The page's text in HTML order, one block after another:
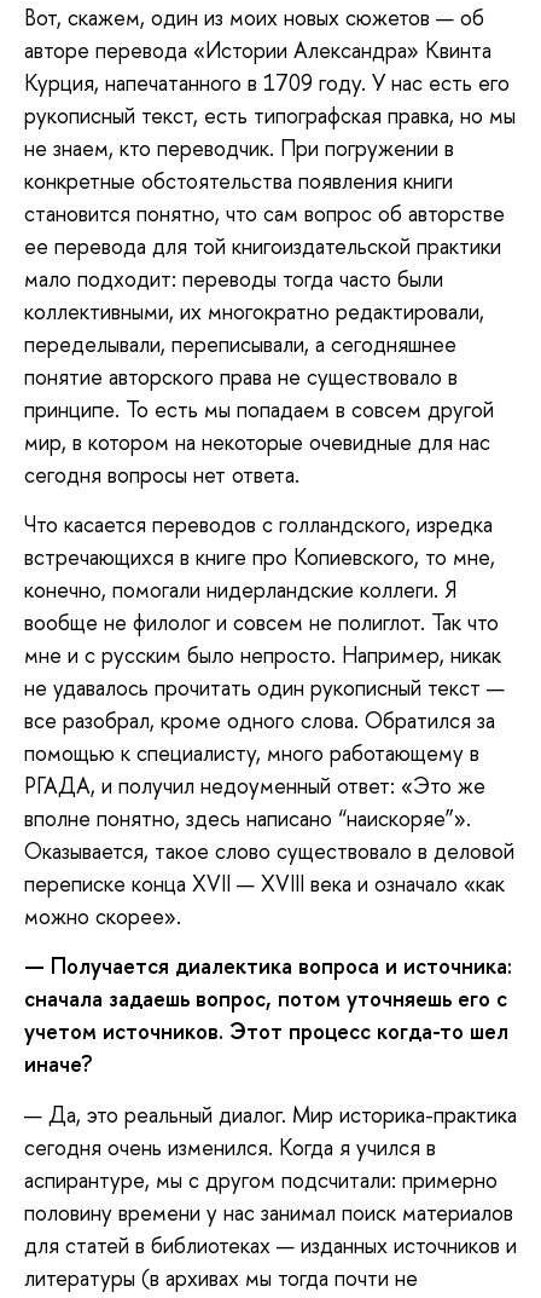
Вот, скажем, один из моих новых сюжетов — об
авторе перевода «Истории Александра» Квинта
Курция, напечатанного в 1709 году. У нас есть его
рукописный текст, есть типографская правка, но мы
не знаем, кто переводчик. При погружении в
конкретные обстоятельства появления книги
становится понятно, что сам вопрос об авторстве
ее перевода для той книгоиздательской практики
мало подходит: переводы тогда часто были
коллективными, их многократно редактировали,
переделывали, переписывали, а сегодняшнее
понятие авторского права не существовало в
принципе. То есть мы попадаем в совсем другой
мир, в котором на некоторые очевидные для нас
сегодня вопросы нет ответа.
Что касается переводов с голландского, изредка
встречающихся в книге про Копиевского, то мне,
конечно, помогали нидерландские коллеги. Я
вообще не филолог и совсем не полиглот. Так что
мне и с русским было непросто. Например, никак
не удавалось прочитать один рукописный текст —
все разобрал, кроме одного слова. Обратился за
помощью к специалисту, много работающему в
РГАДА, и получил недоуменный ответ: «Это же
вполне понятно, здесь написано “наискоряе”».
Оказывается, такое слово существовало в деловой
переписке конца XVII — XVIII века и означало «как
можно скорее».
— Получается диалектика вопроса и источника:
сначала задаешь вопрос, потом уточняешь его с
учетом источников. Этот процесс когда-то шел
иначе?
— Да, это реальный диалог. Мир историка-практика
сегодня очень изменился. Когда я учился в
аспирантуре, мы с другом подсчитали: примерно
половину времени у нас занимал поиск материалов
для статей в библиотеках — изданных источников и
литературы (в архивах мы тогда почти не